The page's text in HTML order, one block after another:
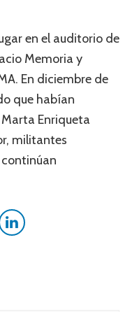
en el auditorio de
Memoria y
En diciembre de
que habían
Enriqueta
militantes
continúan